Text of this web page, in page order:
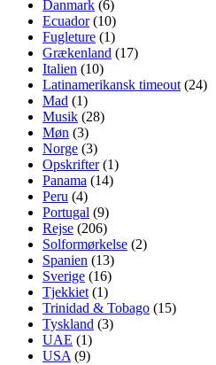
Danmark (6)
Ecuador(10)
Fugleture (1)
Grækenland (17)
Italien (10)
Latinamerikansk timeout (24)
Mad (1)
Musik (28)
Møn (3)
Norge (3)
Opskrifter(1)
Panama (14)
Peru (4)
Portugal (9)
Rejse (206)
Solformørkelse (2)
Spanien (13)
Sverige (16)
Tjekkiet (1)
Trinidad & Tobago (15)
Tyskland (3)
UAE (1)
USA (9)